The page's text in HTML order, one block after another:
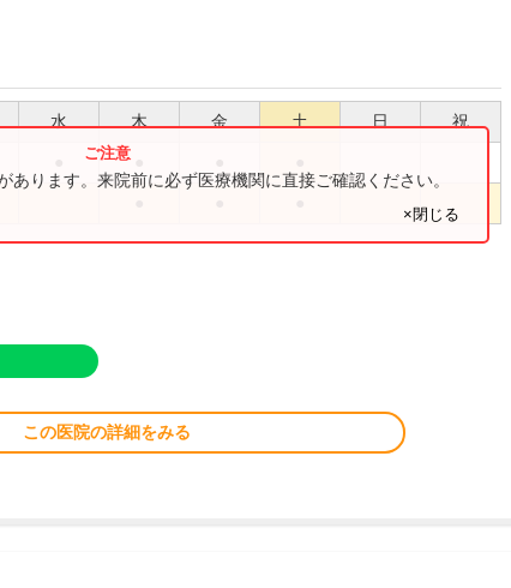
水 木 金 土 日 祝
あります。来院前に必ず医療機関に直接ご確認ください。
×閉じる
この医院の詳細をみる